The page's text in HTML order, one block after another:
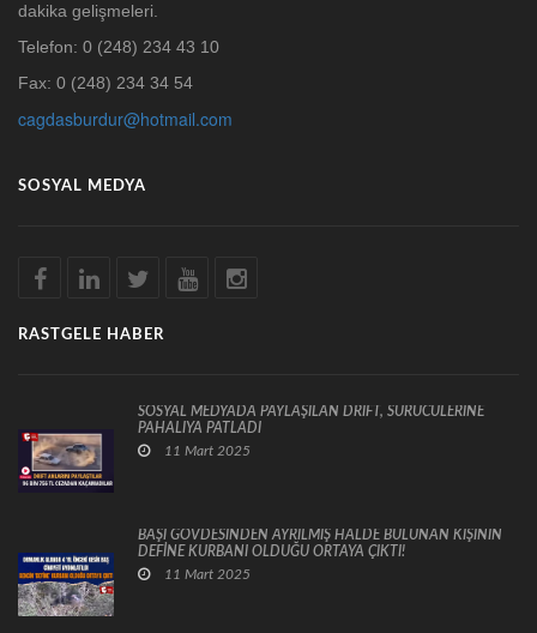
dakika gelişmeleri.
Telefon: 0 (248) 234 43 10
Fax: 0 (248) 234 34 54
cagdasburdur@hotmail.com
SOSYAL MEDYA
RASTGELE HABER
SOSYAL MEDYADA PAYLAŞILAN DRİFT, SÜRÜCÜLERİNE
PAHALIYA PATLADI
11 Mart 2025
BAŞI GÖVDESİNDEN AYRILMIŞ HALDE BULUNAN KİŞİNİN
DEFİNE KURBANI OLDUĞU ORTAYA ÇIKTI!
11 Mart 2025